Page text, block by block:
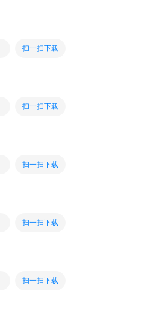
扫一扫下载
扫一扫下载
扫一扫下载
扫一扫下载
扫一扫下载